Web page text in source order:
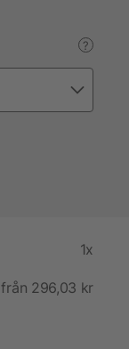
?
1x
från 296,03 kr